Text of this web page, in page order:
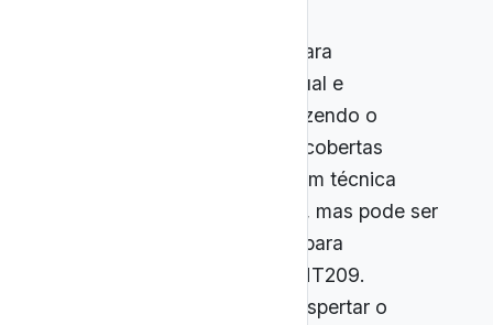
: indicado para
aprofundamento conceitual e
atualização científica, trazendo o
“estado da arte” das descobertas
astronômicas. A linguagem técnica
requer preparação prévia, mas pode ser
um recurso de alto valor para
EM13CNT204 e EM13CNT209.
Nerdologia: ideal para despertar o